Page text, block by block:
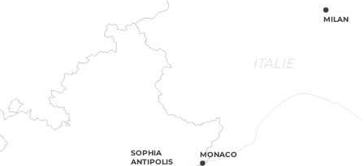
ITALIE
SOPHIA
ANTIPOLIS
MONACO
MILAN